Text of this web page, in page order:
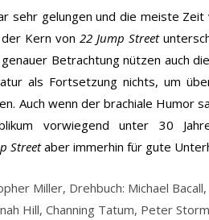
sehr gelungen und die meiste
der Kern von22 Jump Street
Betrachtung nützen auch
als Fortsetzung nichts, um
Auch wenn der brachiale Humor
vorwiegend unter 30
Streetaber immerhin für gute
Miller, Drehbuch: Michael
Hill, Channing Tatum, Peter